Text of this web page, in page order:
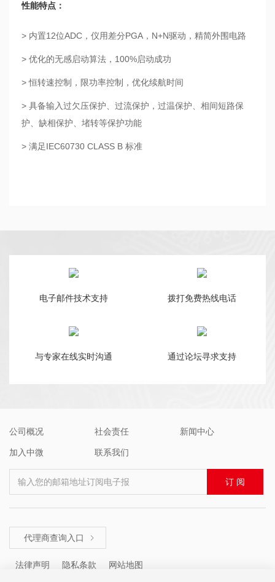
性能特点：
> 内置12位ADC，仪用差分PGA，N+N驱动，精简外围电路
> 优化的无感启动算法，100%启动成功
> 恒转速控制，限功率控制，优化续航时间
> 具备输入过欠压保护、过流保护，过温保护、相间短路保
护、缺相保护、堵转等保护功能
> 满足IEC60730 CLASS B 标准
电子邮件技术支持 拨打免费热线电话
与专家在线实时沟通 通过论坛寻求支持
公司概况 社会责任 新闻中心
加入中微 联系我们
输入您的邮箱地址订阅电子报 订 阅
代理商查询入口 
法律声明 隐私条款 网站地图